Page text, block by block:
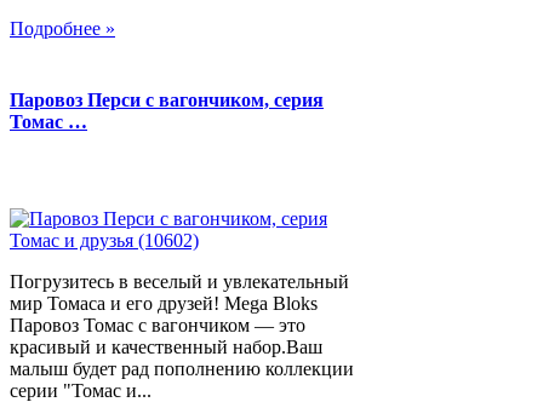
Подробнее »
Паровоз Перси с вагончиком, серия
Томас …
Погрузитесь в веселый и увлекательный
мир Томаса и его друзей! Mega Bloks
Паровоз Томас с вагончиком — это
красивый и качественный набор.Ваш
малыш будет рад пополнению коллекции
серии "Томас и...